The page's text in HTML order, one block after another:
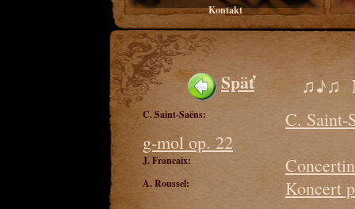
Kontakt
Späť ♫♪♫
C. Saint-Saëns:
C. Saint-
g-mol op. 22
J. Francaix:
A. Roussel: Koncert